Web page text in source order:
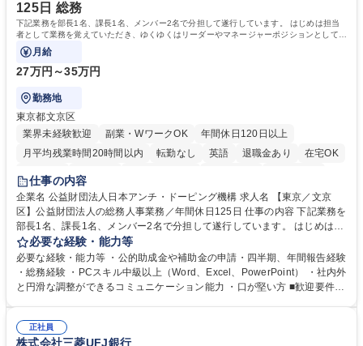
125日 総務
下記業務を部長1名、課長1名、メンバー2名で分担して遂行しています。 はじめは担当
者として業務を覚えていただき、ゆくゆくはリーダーやマネージャーポジションとして活
躍いただくことを期待しています。
月給
27万円～35万円
勤務地
東京都文京区
業界未経験歓迎
副業・WワークOK
年間休日120日以上
月平均残業時間20時間以内
転勤なし 英語 退職金あり
在宅OK
賞与あり
育休あり
食事補助あり
仕事の内容
企業名 公益財団法人日本アンチ・ドーピング機構 求人名 【東京／文京
区】公益財団法人の総務人事業務／年間休日125日 仕事の内容 下記業務を
部長1名、課長1名、メンバー2名で分担して遂行しています。 はじめは担
当者として業務を覚えていただき、ゆくゆくはリーダーやマネージャーポ
ジションとして活躍いただくことを期待しています。 【総務・人事グルー
プの業務内容】 ・人事制度関連 ・採用活動 ・教育研修の企画、実行 ・勤
怠管理 ・官公庁への各種提出 ・法定の会議運営（評議員会、理事会） ・
管理 ・福利厚生関連 ・職員からの問合せ、相談対応 ・その他日常の総務
業務全般 募集職種 【東京／文京区】公益財団法人の総務人事業務／年間
必要な経験・能力等
必要な経験・能力等 ・公的助成金や補助金の申請・四半期、年間報告経験
・総務経験 ・PCスキル中級以上（Word、Excel、PowerPoint） ・社内外
と円滑な調整ができるコミュニケーション能力 ・口が堅い方 ■歓迎要件
正社員
株式会社三菱UFJ銀行